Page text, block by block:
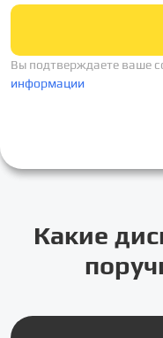
Вы подтверждаете ваше
информации
Какие